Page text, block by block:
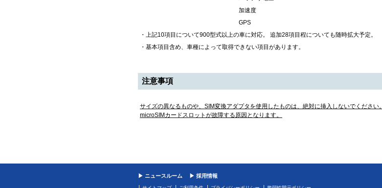
加速度
GPS
・上記10項目について900型式以上の車に対応。 追加28項目程についても随時拡大予定。
・基本項目含め、車種によって取得できない項目があります。
注意事項
サイズの異なるものや、SIM変換アダプタを使用したものは、絶対に挿入しないでください。
microSIMカードスロットが故障する原因となります。
▶ ニュースルーム ▶ 採用情報